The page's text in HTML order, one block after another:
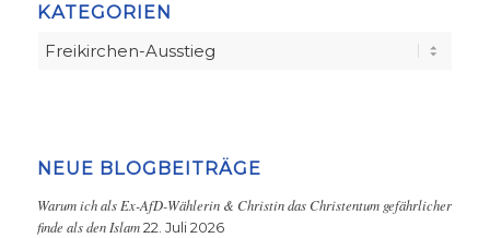
KATEGORIEN
Kategorien
NEUE BLOGBEITRÄGE
Warum ich als Ex-AfD-Wählerin & Christin das Christentum gefährlicher
finde als den Islam 22. Juli 2026